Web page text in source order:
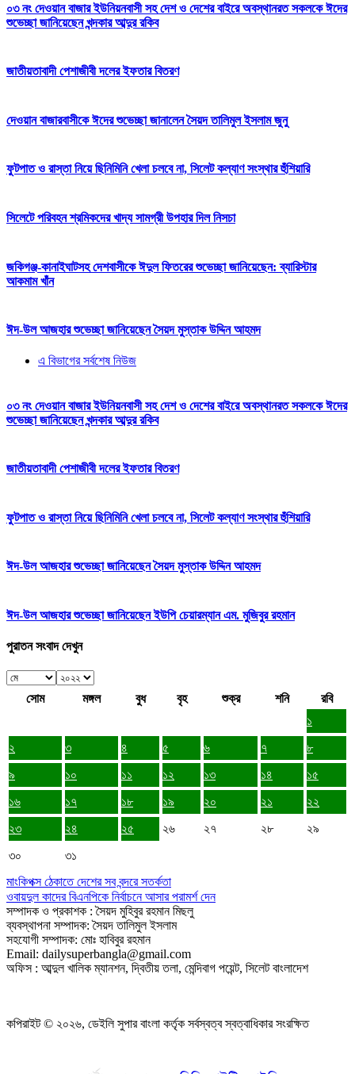
০৩ নং দেওয়ান বাজার ইউনিয়নবাসী সহ দেশ ও দেশের বাইরে অবস্থানরত সকলকে ঈদের
শুভেচ্ছা জানিয়েছেন খন্দকার আব্দুর রকিব
জাতীয়তাবাদী পেশাজীবী দলের ইফতার বিতরণ
দেওয়ান বাজারবাসীকে ঈদের শুভেচ্ছা জানালেন সৈয়দ তালিমুল ইসলাম জুনু
ফুটপাত ও রাস্তা নিয়ে ছিনিমিনি খেলা চলবে না, সিলেট কল্যাণ সংস্থার হুঁশিয়ারি
সিলেটে পরিবহন শ্রমিকদের খাদ্য সামগ্রী উপহার দিল নিসচা
জকিগঞ্জ-কানাইঘাটসহ দেশবাসীকে ঈদুল ফিতরের শুভেচ্ছা জানিয়েছেন: ব্যারিস্টার
আকমাম খাঁন
ঈদ-উল আজহার শুভেচ্ছা জানিয়েছেন সৈয়দ মুস্তাক উদ্দিন আহমদ
এ বিভাগের সর্বশেষ নিউজ
০৩ নং দেওয়ান বাজার ইউনিয়নবাসী সহ দেশ ও দেশের বাইরে অবস্থানরত সকলকে ঈদের
শুভেচ্ছা জানিয়েছেন খন্দকার আব্দুর রকিব
জাতীয়তাবাদী পেশাজীবী দলের ইফতার বিতরণ
ফুটপাত ও রাস্তা নিয়ে ছিনিমিনি খেলা চলবে না, সিলেট কল্যাণ সংস্থার হুঁশিয়ারি
ঈদ-উল আজহার শুভেচ্ছা জানিয়েছেন সৈয়দ মুস্তাক উদ্দিন আহমদ
ঈদ-উল আজহার শুভেচ্ছা জানিয়েছেন ইউপি চেয়ারম্যান এম. মুজিবুর রহমান
পুরাতন সংবাদ দেখুন
সোম মঙ্গল বুধ বৃহ শুক্র শনি
রবি
১
২
৩ ৪ ৫ ৬ ৭
৮
৯
১০ ১১ ১২ ১৩ ১৪
১৫
১৬
১৭ ১৮ ১৯ ২০ ২১
২২
২৩
২৪ ২৫ ২৬ ২৭ ২৮
২৯
৩০
৩১
মাংকিপক্স ঠেকাতে দেশের সব বন্দরে সতর্কতা
ওবায়দুল কাদের বিএনপিকে নির্বাচনে আসার পরামর্শ দেন
সম্পাদক ও প্রকাশক : সৈয়দ মুহিবুর রহমান মিছলু
ব্যবস্থাপনা সম্পাদক: সৈয়দ তালিমুল ইসলাম
সহযোগী সম্পাদক: মোঃ হাবিবুর রহমান
Email: dailysuperbangla@gmail.com
অফিস : আব্দুল খালিক ম্যানশন, দ্বিতীয় তলা, মেন্দিবাগ পয়েন্ট, সিলেট বাংলাদেশ
কপিরাইট © ২০২৬, ডেইলি সুপার বাংলা কর্তৃক সর্বস্বত্ব স্বত্বাধিকার সংরক্ষিত